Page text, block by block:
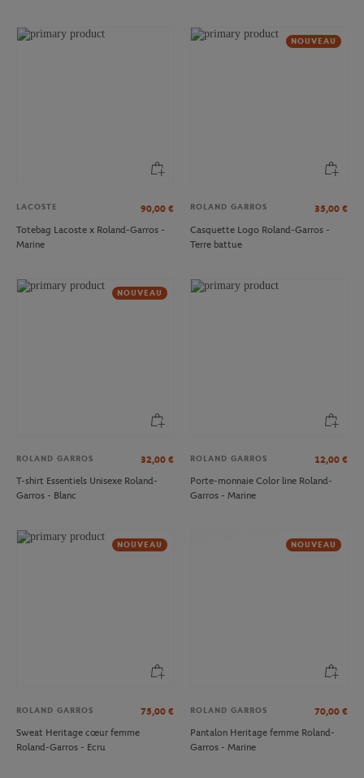
LACOSTE 90,00 €
Totebag Lacoste x Roland-Garros -
Marine
NOUVEAU
ROLAND GARROS 35,00 €
Casquette Logo Roland-Garros -
Terre battue
NOUVEAU
ROLAND GARROS 32,00 €
T-shirt Essentiels Unisexe Roland-
Garros - Blanc
ROLAND GARROS 12,00 €
Porte-monnaie Color line Roland-
Garros - Marine
NOUVEAU
ROLAND GARROS 75,00 €
Sweat Heritage cœur femme
Roland-Garros - Ecru
NOUVEAU
ROLAND GARROS 70,00 €
Pantalon Heritage femme Roland-
Garros - Marine